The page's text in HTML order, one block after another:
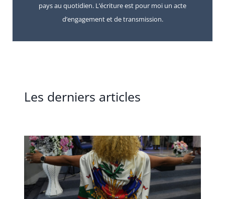
pays au quotidien. L’écriture est pour moi un acte
d’engagement et de transmission.
Les derniers articles